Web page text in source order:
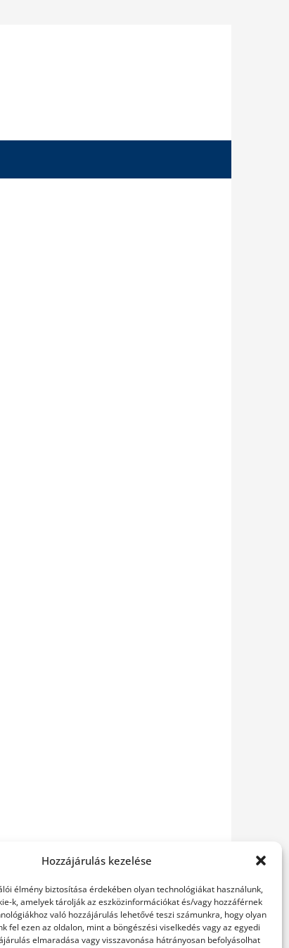
Hozzájárulás kezelése
élmény biztosítása érdekében olyan technológiákat használunk,
k, amelyek tárolják az eszközinformációkat és/vagy hozzáférnek
való hozzájárulás lehetővé teszi számunkra, hogy olyan
fel ezen az oldalon, mint a böngészési viselkedés vagy az egyedi
elmaradása vagy visszavonása hátrányosan befolyásolhat